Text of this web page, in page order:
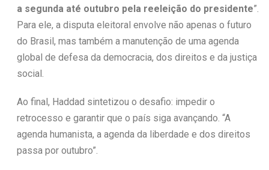
a segunda até outubro pela reeleição do presidente”.
Para ele, a disputa eleitoral envolve não apenas o futuro
do Brasil, mas também a manutenção de uma agenda
global de defesa da democracia, dos direitos e da justiça
social.
Ao final, Haddad sintetizou o desafio: impedir o
retrocesso e garantir que o país siga avançando. “A
agenda humanista, a agenda da liberdade e dos direitos
passa por outubro”.